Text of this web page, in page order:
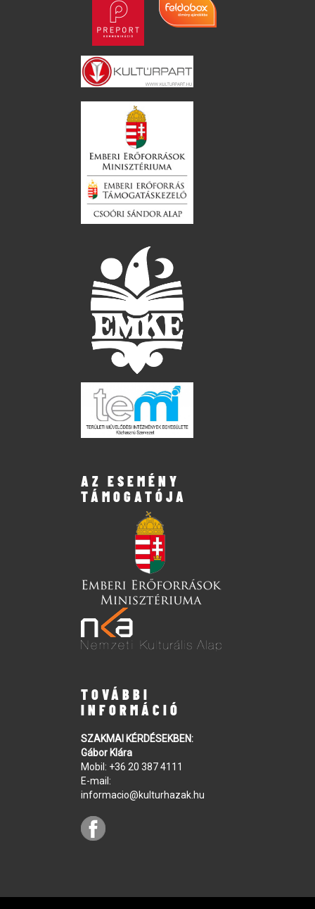
AZ ESEMÉNY
TÁMOGATÓJA
TOVÁBBI
INFORMÁCIÓ
SZAKMAI KÉRDÉSEKBEN:
Gábor Klára
Mobil: +36 20 387 4111
E-mail:
informacio@kulturhazak.hu